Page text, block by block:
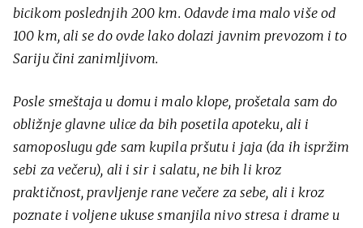
bicikom poslednjih 200 km. Odavde ima malo više od
100 km, ali se do ovde lako dolazi javnim prevozom i to
Sariju čini zanimljivom.
Posle smeštaja u domu i malo klope, prošetala sam do
obližnje glavne ulice da bih posetila apoteku, ali i
samoposlugu gde sam kupila pršutu i jaja (da ih ispržim
sebi za večeru), ali i sir i salatu, ne bih li kroz
praktičnost, pravljenje rane večere za sebe, ali i kroz
poznate i voljene ukuse smanjila nivo stresa i drame u